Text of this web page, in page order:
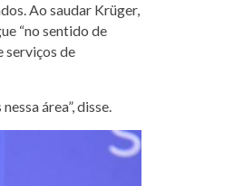
Ao saudar Krüger,
“no sentido de
serviços de
área”, disse.